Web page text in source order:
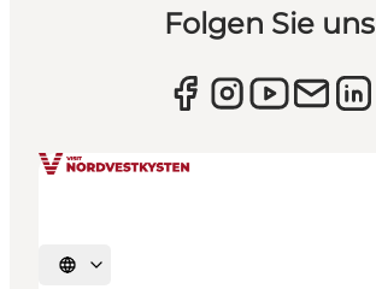
Folgen Sie uns
Sprache auswählen